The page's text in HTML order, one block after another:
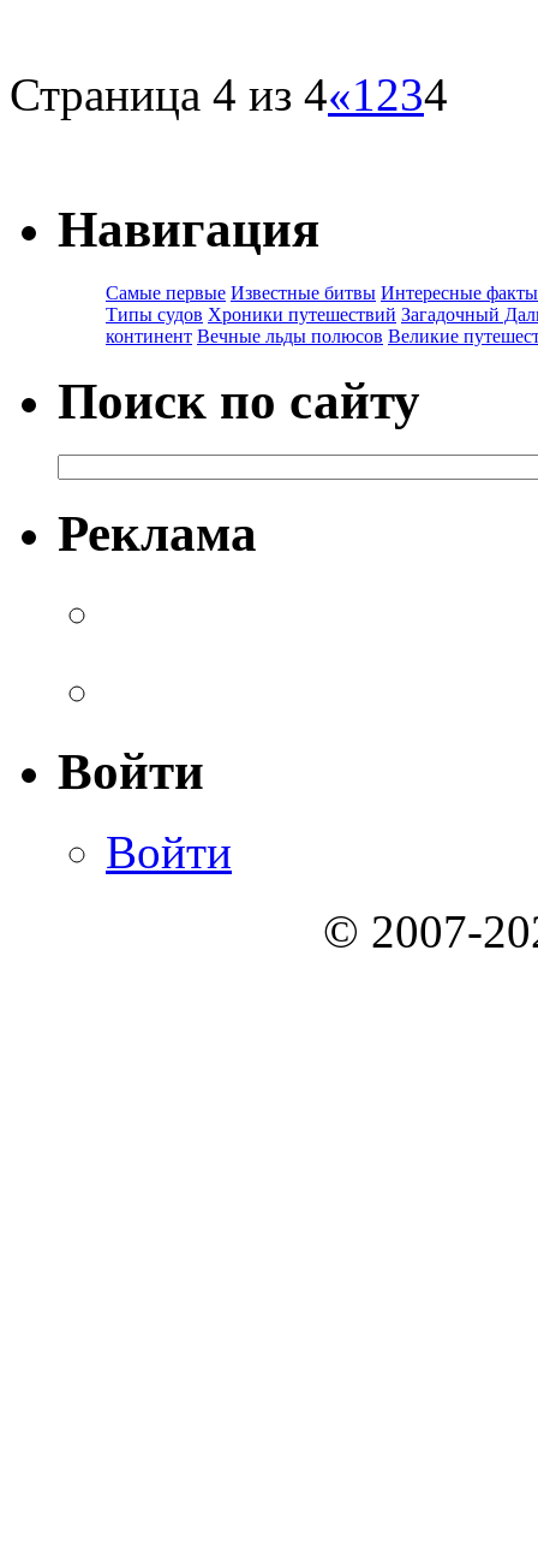
Страница 4 из 4«1234
Навигация
Самые первые Известные битвы Интересные факты
Типы судов Хроники путешествий Загадочный
континент Вечные льды полюсов Великие
Поиск по сайту
Реклама
Войти
Войти
© 2007-